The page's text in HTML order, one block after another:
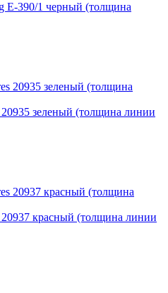
E-390/1 черный (толщина
зеленый (толщина линии
красный (толщина линии